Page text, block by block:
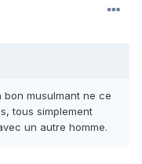
musulmant ne ce
tous simplement
un autre homme.